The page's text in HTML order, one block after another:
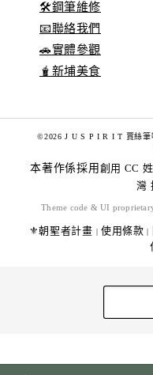
🛠️鋼筆維修
📧聯絡我們
🚗實體參觀
🧋新埔美食
©2026 J U S P I R I T 賈絲筆
本著作係採用 創用 CC
灣
Theme code & UI
⚜️朝聖者計畫 | 使用條款 |